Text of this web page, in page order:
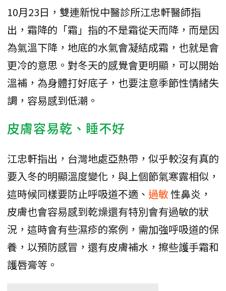
10月23日，雙連新悅中醫診所江忠軒醫師指
出，霜降的「霜」指的不是霜從天而降，而是因
為氣溫下降，地底的水氣會凝結成霜，也就是會
更冷的意思。對冬天的感覺會更明顯，可以開始
溫補，為身體打好底子，也要注意季節性情緒失
調，容易感到低潮。
皮膚容易乾、睡不好
江忠軒指出，台灣地處亞熱帶，似乎較沒有真的
要入冬的明顯溫度變化，與上個節氣寒露相似，
這時候同樣要防止呼吸道不適、 過敏性鼻炎，
皮膚也會容易感到乾燥還有特別會有過敏的狀
況，這時會有些濕疹的案例，需加強呼吸道的保
養，以預防感冒，還有皮膚補水，擦些護手霜和
護唇膏等。